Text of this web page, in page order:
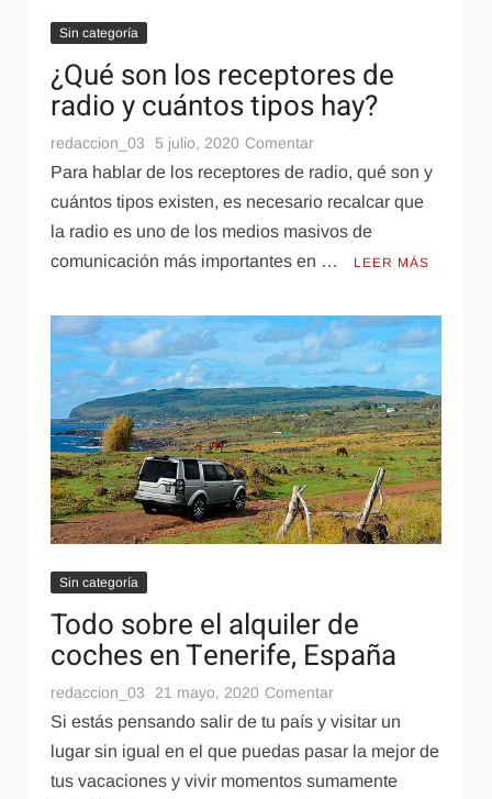
Internet Recursos Referencias 28 noviembre, 2023
Cómo superar las barreras visuales con los
resúmenes de imagen y texto de Resoomer
Internet 5 diciembre, 2022
¿Cómo optimizo mi canal de YouTube para un
mejor descubrimiento de mis videos?
Conoce que hace un filtro de aire en un coche y
cuál es la función
Sin categoría
¿Qué son los receptores de
radio y cuántos tipos hay?
redaccion_03 5 julio, 2020 Comentaren
¿Qué
los
receptores
de
y
cuántos
tipos
hay?
Para hablar de los receptores de radio, qué son y
cuántos tipos existen, es necesario recalcar que
la radio es uno de los medios masivos de
comunicación más importantes en …
LEER MÁS
Sin categoría
Todo sobre el alquiler de
coches en Tenerife, España
redaccion_03 21 mayo, 2020 Comentaren
Todo
alquiler
Si estás pensando salir de tu país y visitar un
lugar sin igual en el que puedas pasar la mejor de
tus vacaciones y vivir momentos sumamente